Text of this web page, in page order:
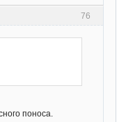
76
поноса.